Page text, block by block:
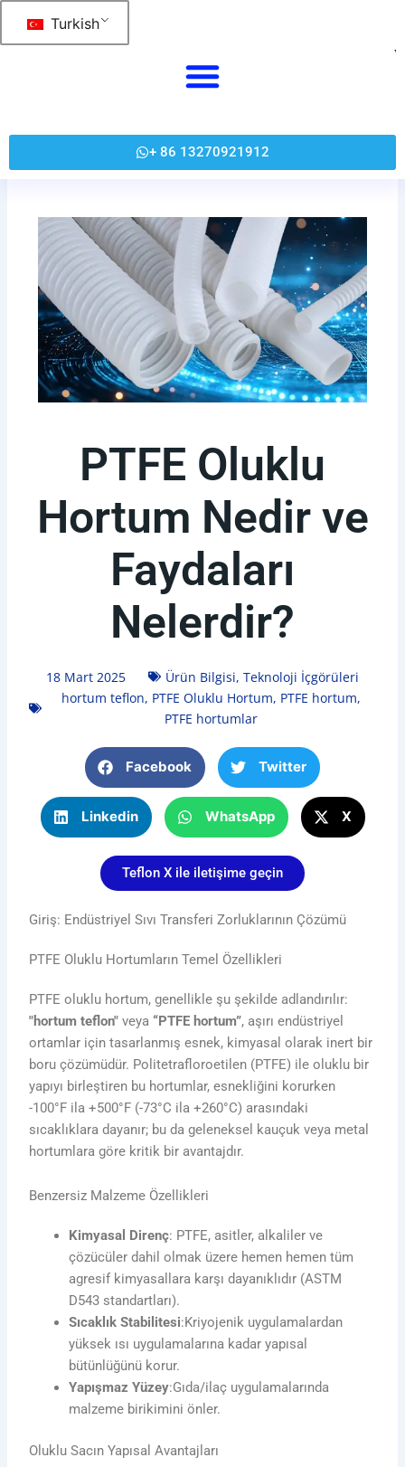
Turkish
+ 86 13270921912
PTFE Oluklu
Hortum Nedir ve
Faydaları
Nelerdir?
18 Mart 2025 Ürün Bilgisi, Teknoloji İçgörüleri
hortum teflon, PTFE Oluklu Hortum, PTFE hortum,
PTFE hortumlar
Facebook Twitter
Linkedin WhatsApp X
Teflon X ile iletişime geçin
Giriş: Endüstriyel Sıvı Transferi Zorluklarının Çözümü
PTFE Oluklu Hortumların Temel Özellikleri
PTFE oluklu hortum, genellikle şu şekilde adlandırılır:
"hortum teflon" veya“PTFE hortum”, aşırı endüstriyel
ortamlar için tasarlanmış esnek, kimyasal olarak inert bir
boru çözümüdür. Politetrafloroetilen (PTFE) ile oluklu bir
yapıyı birleştiren bu hortumlar, esnekliğini korurken
-100°F ila +500°F (-73°C ila +260°C) arasındaki
sıcaklıklara dayanır; bu da geleneksel kauçuk veya metal
hortumlara göre kritik bir avantajdır.
Benzersiz Malzeme Özellikleri
Kimyasal Direnç: PTFE, asitler, alkaliler ve
çözücüler dahil olmak üzere hemen hemen tüm
agresif kimyasallara karşı dayanıklıdır (ASTM
D543 standartları).
Sıcaklık Stabilitesi:Kriyojenik uygulamalardan
yüksek ısı uygulamalarına kadar yapısal
bütünlüğünü korur.
Yapışmaz Yüzey:Gıda/ilaç uygulamalarında
malzeme birikimini önler.
Oluklu Sacın Yapısal Avantajları